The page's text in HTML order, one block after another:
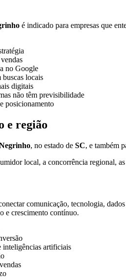
é indicado para empresas que
no Google
buscas locais
digitais
não têm previsibilidade
posicionamento
e região
, no estado de SC, e também
local, a concorrência regional,
comunicação, tecnologia,
e crescimento contínuo.
inteligências artificiais